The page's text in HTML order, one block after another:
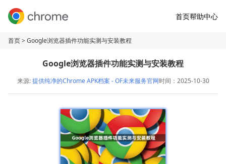
首页帮助中心
首页> Google浏览器插件功能实测与安装教程
Google浏览器插件功能实测与安装教程
来源:提供纯净的Chrome APK档案 - OF未来服务官网时间：2025-10-30